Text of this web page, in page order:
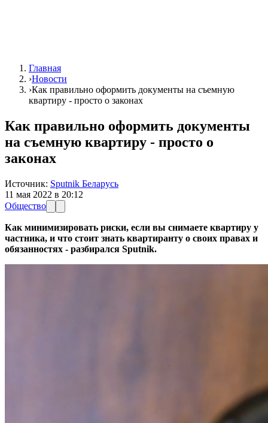
Главная
›Новости
›Как правильно оформить документы на съемную
квартиру - просто о законах
Как правильно оформить документы
на съемную квартиру - просто о
законах
Источник: Sputnik Беларусь
11 мая 2022 в 20:12
Общество
Как минимизировать риски, если вы снимаете квартиру у
частника, и что стоит знать квартиранту о своих правах и
обязанностях - разбирался Sputnik.